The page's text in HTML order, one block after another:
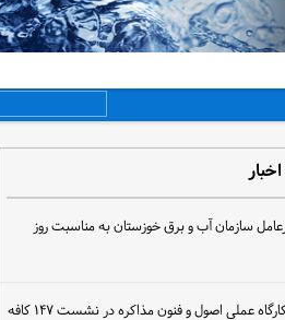
سازمان آب و برق خوزستان به مناسبت روز
برگزاری کارگاه عملی اصول و فنون مذاکره در نشست ۱۴۷ کافه